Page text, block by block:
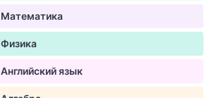
Математика
Физика
Английский язык